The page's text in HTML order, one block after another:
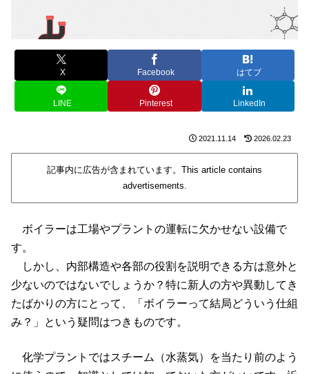
X Facebook はてブ
LINE Pinterest LinkedIn
2021.11.14 2026.02.23
記事内に広告が含まれています。This article contains
advertisements.
ボイラーは工場やプラントの運転に欠かせない設備で
す。
しかし、内部構造や各部の役割を説明できる方は意外と
少ないのではないでしょうか？特に新人の方や異動してき
たばかりの方にとって、「ボイラーって結局どういう仕組
み？」という疑問はつきものです。
化学プラントではスチーム（水蒸気）を当たり前のよう